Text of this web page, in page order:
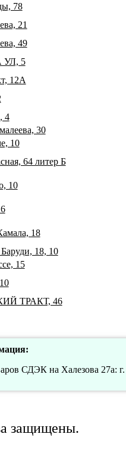
78
21
49
УЛ, 5
12А
4
30
10
64 литер Б
10
18
18, 10
15
ТРАКТ, 46
СДЭК на Халезова 27а:
защищены.